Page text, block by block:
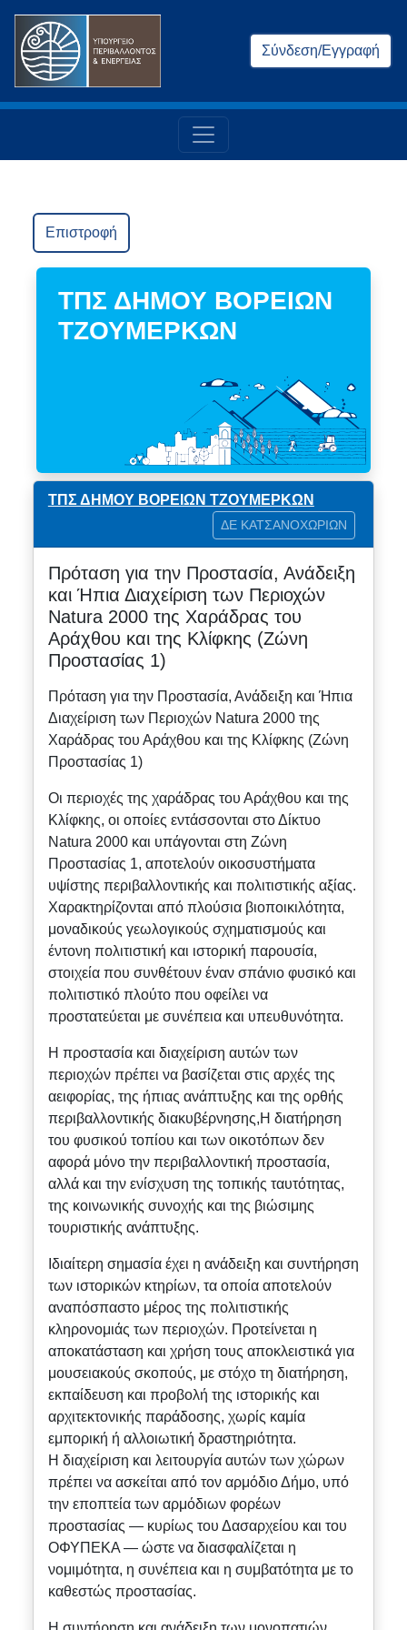
Σύνδεση/Εγγραφή
Επιστροφή
ΤΠΣ ΔΗΜΟΥ ΒΟΡΕΙΩΝ
ΤΖΟΥΜΕΡΚΩΝ
ΤΠΣ ΔΗΜΟΥ ΒΟΡΕΙΩΝ ΤΖΟΥΜΕΡΚΩΝ
ΔΕ ΚΑΤΣΑΝΟΧΩΡΙΩΝ
Πρόταση για την Προστασία, Ανάδειξη
και Ήπια Διαχείριση των Περιοχών
Natura 2000 της Χαράδρας του
Αράχθου και της Κλίφκης (Ζώνη
Προστασίας 1)
Πρόταση για την Προστασία, Ανάδειξη και Ήπια
Διαχείριση των Περιοχών Natura 2000 της
Χαράδρας του Αράχθου και της Κλίφκης (Ζώνη
Προστασίας 1)
Οι περιοχές της χαράδρας του Αράχθου και της
Κλίφκης, οι οποίες εντάσσονται στο Δίκτυο
Natura 2000 και υπάγονται στη Ζώνη
Προστασίας 1, αποτελούν οικοσυστήματα
υψίστης περιβαλλοντικής και πολιτιστικής αξίας.
Χαρακτηρίζονται από πλούσια βιοποικιλότητα,
μοναδικούς γεωλογικούς σχηματισμούς και
έντονη πολιτιστική και ιστορική παρουσία,
στοιχεία που συνθέτουν έναν σπάνιο φυσικό και
πολιτιστικό πλούτο που οφείλει να
προστατεύεται με συνέπεια και υπευθυνότητα.
Η προστασία και διαχείριση αυτών των
περιοχών πρέπει να βασίζεται στις αρχές της
αειφορίας, της ήπιας ανάπτυξης και της ορθής
περιβαλλοντικής διακυβέρνησης,Η διατήρηση
του φυσικού τοπίου και των οικοτόπων δεν
αφορά μόνο την περιβαλλοντική προστασία,
αλλά και την ενίσχυση της τοπικής ταυτότητας,
της κοινωνικής συνοχής και της βιώσιμης
τουριστικής ανάπτυξης.
Ιδιαίτερη σημασία έχει η ανάδειξη και συντήρηση
των ιστορικών κτηρίων, τα οποία αποτελούν
αναπόσπαστο μέρος της πολιτιστικής
κληρονομιάς των περιοχών. Προτείνεται η
αποκατάσταση και χρήση τους αποκλειστικά για
μουσειακούς σκοπούς, με στόχο τη διατήρηση,
εκπαίδευση και προβολή της ιστορικής και
αρχιτεκτονικής παράδοσης, χωρίς καμία
εμπορική ή αλλοιωτική δραστηριότητα.
Η διαχείριση και λειτουργία αυτών των χώρων
πρέπει να ασκείται από τον αρμόδιο Δήμο, υπό
την εποπτεία των αρμόδιων φορέων
προστασίας — κυρίως του Δασαρχείου και του
ΟΦΥΠΕΚΑ — ώστε να διασφαλίζεται η
νομιμότητα, η συνέπεια και η συμβατότητα με το
καθεστώς προστασίας.